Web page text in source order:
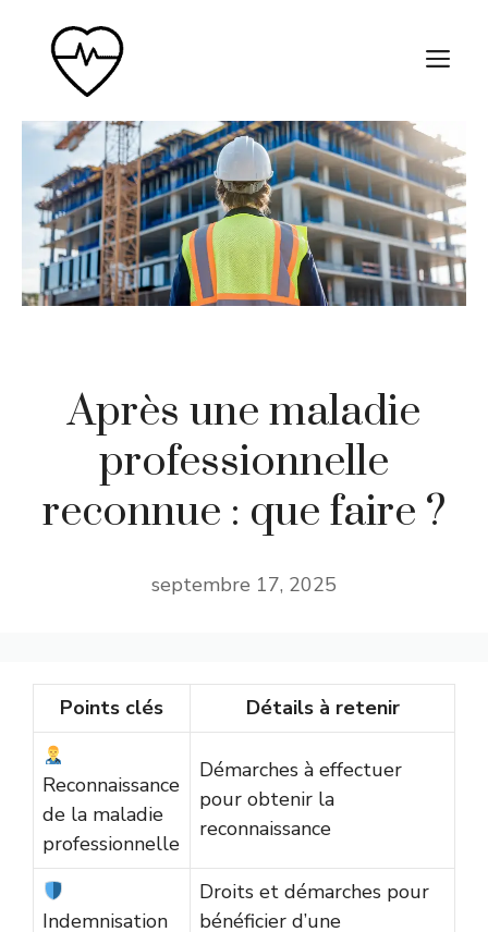
contenu
Après une maladie
professionnelle
reconnue : que faire ?
septembre 17, 2025
Points clés Détails à retenir
Reconnaissance
de la maladie
professionnelle
Démarches à effectuer
pour obtenir la
reconnaissance
Indemnisation
Droits et démarches pour
bénéficier d’une